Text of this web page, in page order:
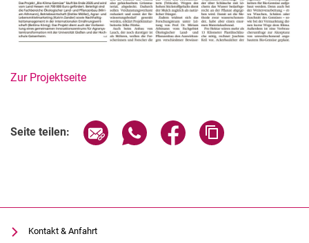
Zur Projektseite
Seite teilen: Seite über E-Mail teilen
Seite über WhatsApp teilen
Seite über Facebook
Kontakt & Anfahrt